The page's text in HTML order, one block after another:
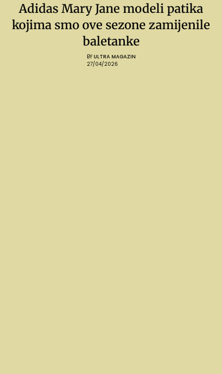
Adidas Mary Jane modeli patika
kojima smo ove sezone zamijenile
baletanke
BY ULTRA MAGAZIN
27/04/2026